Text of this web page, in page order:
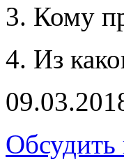
3. Кому
4. Из